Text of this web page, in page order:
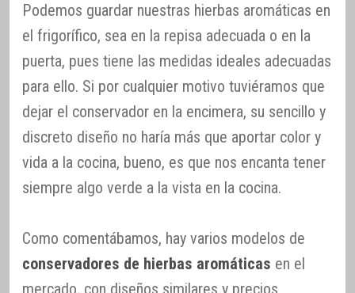
Podemos guardar nuestras hierbas aromáticas en
el frigorífico, sea en la repisa adecuada o en la
puerta, pues tiene las medidas ideales adecuadas
para ello. Si por cualquier motivo tuviéramos que
dejar el conservador en la encimera, su sencillo y
discreto diseño no haría más que aportar color y
vida a la cocina, bueno, es que nos encanta tener
siempre algo verde a la vista en la cocina.
Como comentábamos, hay varios modelos de
conservadores de hierbas aromáticas en el